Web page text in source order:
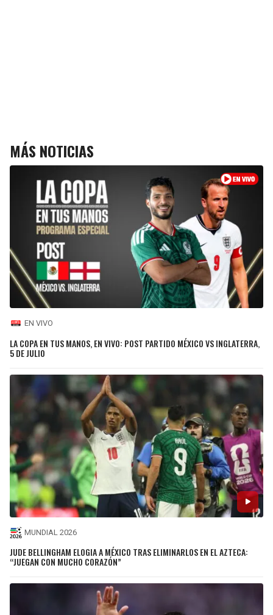
MÁS NOTICIAS
EN VIVO
LA COPA EN TUS MANOS, EN VIVO: POST PARTIDO MÉXICO VS INGLATERRA,
5 DE JULIO
MUNDIAL 2026
JUDE BELLINGHAM ELOGIA A MÉXICO TRAS ELIMINARLOS EN EL AZTECA:
“JUEGAN CON MUCHO CORAZÓN”